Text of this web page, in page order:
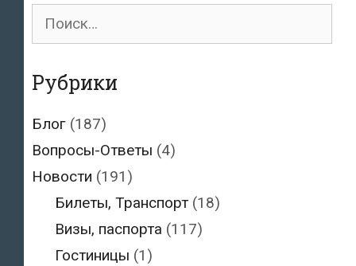
Поиск
Рубрики
Блог (187)
Вопросы-Ответы (4)
Новости (191)
Билеты, Транспорт(18)
Визы, паспорта (117)
Гостиницы (1)